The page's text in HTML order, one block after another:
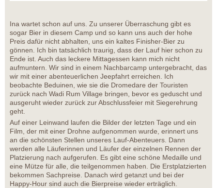
Ina wartet schon auf uns. Zu unserer Überraschung gibt es
sogar Bier in diesem Camp und so kann uns auch der hohe
Preis dafür nicht abhalten, uns ein kaltes Finisher-Bier zu
gönnen. Ich bin tatsächlich traurig, dass der Lauf hier schon zu
Ende ist. Auch das leckere Mittagessen kann mich nicht
aufmuntern. Wir sind in einem Nachbarcamp untergebracht, das
wir mit einer abenteuerlichen Jeepfahrt erreichen. Ich
beobachte Beduinen, wie sie die Dromedare der Touristen
zurück nach Wadi Rum Village bringen, bevor es geduscht und
ausgeruht wieder zurück zur Abschlussfeier mit Siegerehrung
geht.
Auf einer Leinwand laufen die Bilder der letzten Tage und ein
Film, der mit einer Drohne aufgenommen wurde, erinnert uns
an die schönsten Stellen unseres Lauf-Abenteuers. Dann
werden alle Läuferinnen und Läufer der einzelnen Rennen der
Platzierung nach aufgerufen. Es gibt eine schöne Medaille und
eine Mütze für alle, die teilgenommen haben. Die Erstplatzierten
bekommen Sachpreise. Danach wird getanzt und bei der
Happy-Hour sind auch die Bierpreise wieder erträglich.